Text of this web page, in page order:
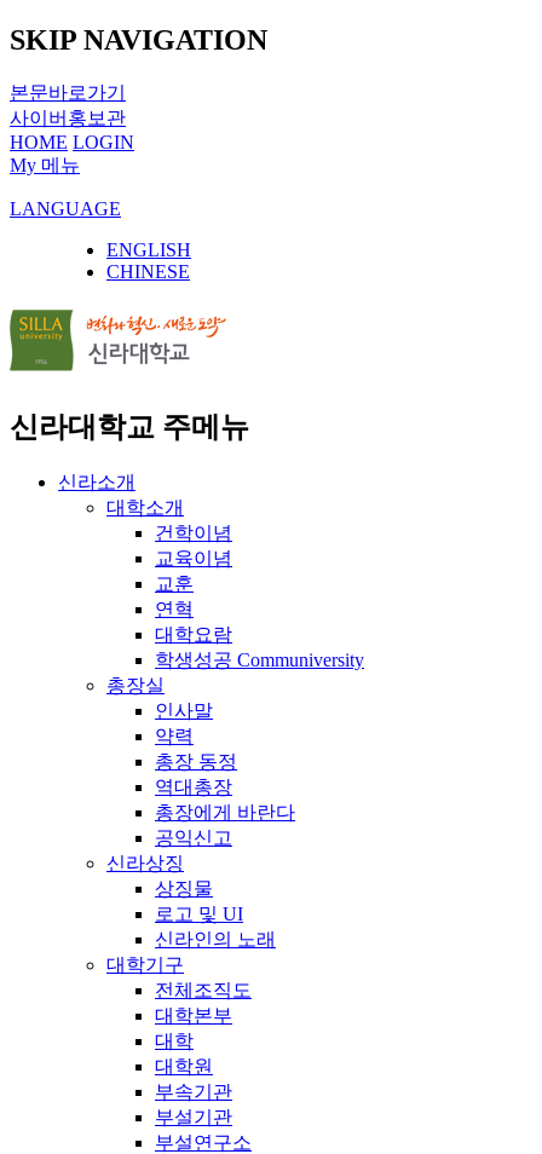
SKIP NAVIGATION
본문바로가기
사이버홍보관
HOME LOGIN
My 메뉴
LANGUAGE
ENGLISH
CHINESE
신라대학교 주메뉴
신라소개
대학소개
건학이념
교육이념
교훈
연혁
대학요람
학생성공 Communiversity
총장실
인사말
약력
총장 동정
역대총장
총장에게 바란다
공익신고
신라상징
상징물
로고 및 UI
신라인의 노래
대학기구
전체조직도
대학본부
대학
대학원
부속기관
부설기관
부설연구소